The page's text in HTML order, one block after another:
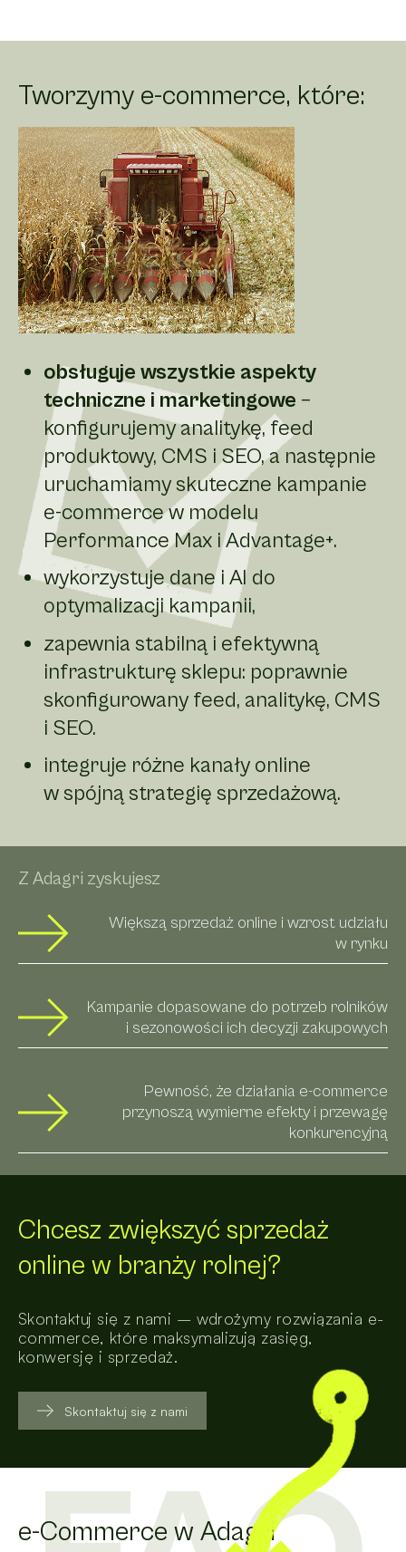
Tworzymy e-commerce, które:
obsługuje wszystkie aspekty
techniczne i marketingowe –
konfigurujemy analitykę, feed
produktowy, CMS i SEO, a następnie
uruchamiamy skuteczne kampanie
e-commerce w modelu
Performance Max i Advantage+.
wykorzystuje dane i AI do
optymalizacji kampanii,
zapewnia stabilną i efektywną
infrastrukturę sklepu: poprawnie
skonfigurowany feed, analitykę, CMS
i SEO.
integruje różne kanały online
w spójną strategię sprzedażową.
Z Adagri zyskujesz
Większą sprzedaż online i wzrost udziału
w rynku
Kampanie dopasowane do potrzeb rolników
i sezonowości ich decyzji zakupowych
Pewność, że działania e-commerce
przynoszą wymierne efekty i przewagę
konkurencyjną
Chcesz zwiększyć sprzedaż
online w branży rolnej?
Skontaktuj się z nami – wdrożymy rozwiązania e-
commerce, które maksymalizują zasięg,
konwersję i sprzedaż.
Skontaktuj się z nami
e-Commerce w Adagri